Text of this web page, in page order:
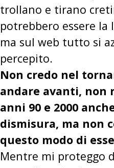
trollano e tirano
potrebbero essere la
ma sul web tutto si
percepito.
Non credo nel
andare avanti, non
anni 90 e 2000
dismisura, ma non
questo modo di
Mentre mi proteggo